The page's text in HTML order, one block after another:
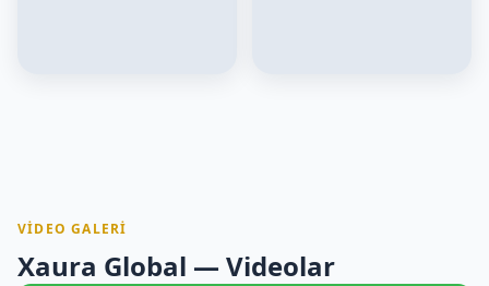
VIDEO GALERI
Xaura Global — Videolar